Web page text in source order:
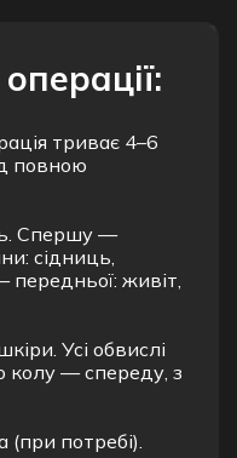
триває 4–6
повною
Спершу —
сідниць,
живіт,
Усі обвислі
колу — спереду, з
потребі).